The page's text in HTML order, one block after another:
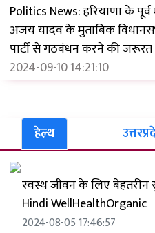
Politics News: हरियाणा के पूर्व
अजय यादव के मुताबिक
पार्टी से गठबंधन करने की जरूरत
2024-09-10 14:21:10
हेल्थ
स्वस्थ जीवन के लिए
Hindi WellHealthOrganic
2024-08-05 17:46:57